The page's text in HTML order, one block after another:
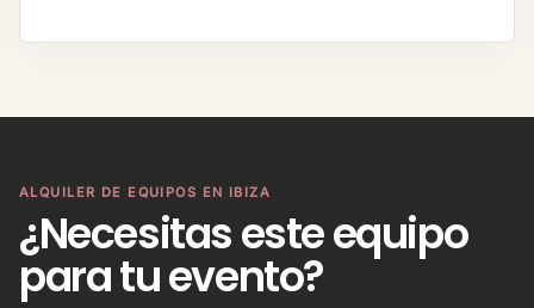
ALQUILER DE EQUIPOS EN IBIZA
¿Necesitas este equipo
para tu evento?